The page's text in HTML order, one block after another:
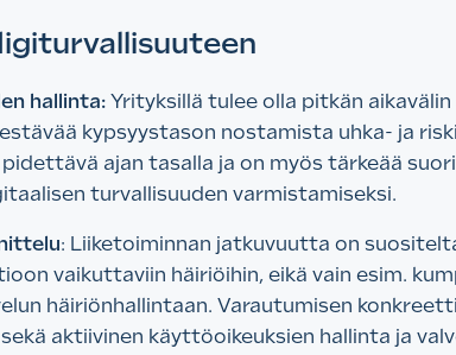
hallinta: Yrityksillä tulee olla pitkän
kypsyystason nostamista uhka- ja
ajan tasalla ja on myös tärkeää
turvallisuuden varmistamiseksi.
: Liiketoiminnan jatkuvuutta on
vaikuttaviin häiriöihin, eikä vain esim.
häiriönhallintaan. Varautumisen
aktiivinen käyttöoikeuksien hallinta ja